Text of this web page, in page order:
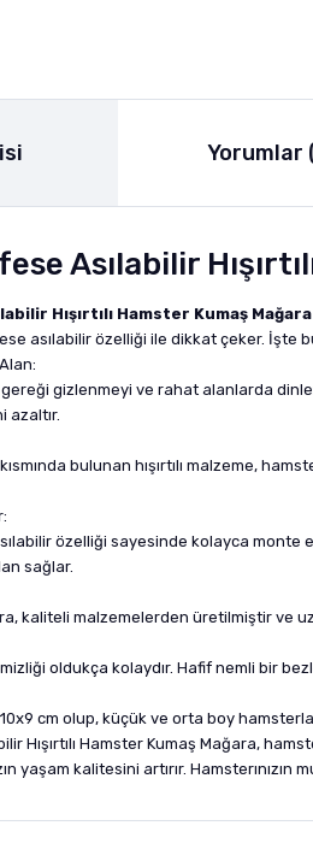
Yorumlar
Asılabilir
Hışırtılı Hamster Kumaş Mağara
asılabilir özelliği ile dikkat çeker. İşte
gizlenmeyi ve rahat alanlarda
azaltır.
bulunan hışırtılı malzeme,
özelliği sayesinde kolayca monte
sağlar.
kaliteli malzemelerden üretilmiştir ve
oldukça kolaydır. Hafif nemli bir
cm olup, küçük ve orta boy
Hışırtılı Hamster Kumaş Mağara,
yaşam kalitesini artırır.